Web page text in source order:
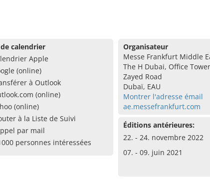
calendrier
Apple
(online)
à Outlook
(online)
(online)
à la Liste de Suivi
par mail
personnes intéressées
Organisateur
Messe Frankfurt Middle
The H Dubai, Office
Zayed Road
Dubaï, EAU
Montrer l'adresse émail
ae.messefrankfurt.com
Éditions antérieures:
22. - 24. novembre 2022
07. - 09. juin 2021